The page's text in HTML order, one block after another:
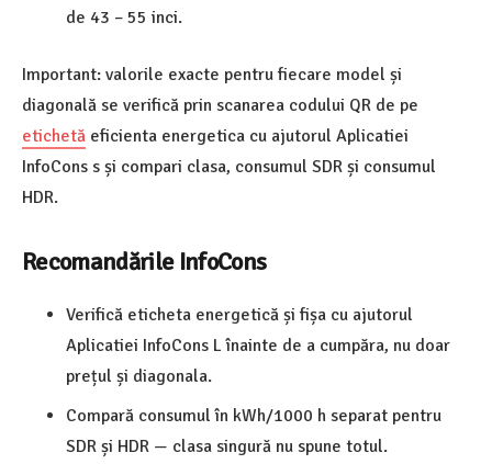
de 43 – 55 inci.
Important: valorile exacte pentru fiecare model și
diagonală se verifică prin scanarea codului QR de pe
etichetă eficienta energetica cu ajutorul Aplicatiei
InfoCons s și compari clasa, consumul SDR și consumul
HDR.
Recomandările InfoCons
Verifică eticheta energetică și fișa cu ajutorul
Aplicatiei InfoCons L înainte de a cumpăra, nu doar
prețul și diagonala.
Compară consumul în kWh/1000 h separat pentru
SDR și HDR — clasa singură nu spune totul.